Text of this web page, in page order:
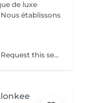
de luxe
Do you have a wedding or special occasion? Request this service by email and include photos of your current hair and desired look